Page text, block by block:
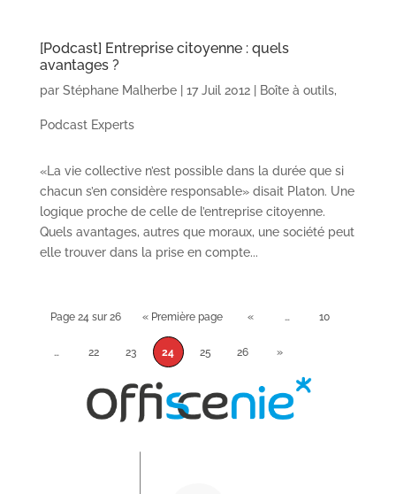
[Podcast] Entreprise citoyenne : quels
avantages ?
par Stéphane Malherbe| 17 Juil 2012| Boîte à outils,
Podcast Experts
«La vie collective n’est possible dans la durée que si
chacun s’en considère responsable» disait Platon. Une
logique proche de celle de l’entreprise citoyenne.
Quels avantages, autres que moraux, une société peut
elle trouver dans la prise en compte...
Page 24 sur 26 « Première page « … 10
… 22 23 24 25 26 »